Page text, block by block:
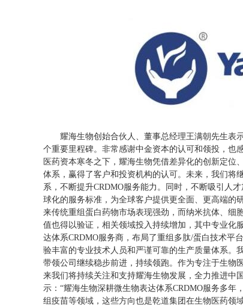
耀海生物创始合伙人、董事总经理王满朝先生表
个重要里程碑。非常感谢中金资本的认可和领投，也
医药资本寒冬之下，耀海生物凭借差异化的创新定
体系，赢得了客户和投资机构的认可。未来，我们将
系，不断提升CRDMO服务能力。同时，不断吸引人
球化的服务标准，为全球客户提供更全面、更高端的
来传统重组蛋白药物市场表现强劲，而纳米抗体、细
值也得以验证，相关领域投入持续增加，其中专业化
达体系CRDMO服务商，布局了重组多肽/蛋白技术平
验丰富的专业技术人员和严谨可靠的生产质量体系。
带领公司继续稳步前进，持续领跑。作为专注于生物
来我们将持续关注和支持耀海生物发展，全力推进中
示：“耀海生物深耕微生物表达体系CRDMO服务多
组疫苗等领域，这些方向也是乾道集团在生物医药领